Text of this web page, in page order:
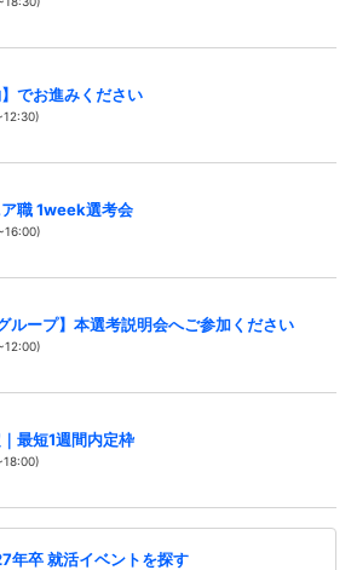
】でお進みください
職 1week選考会
ループ】本選考説明会へご参加ください
最短1週間内定枠
年卒 就活イベントを探す